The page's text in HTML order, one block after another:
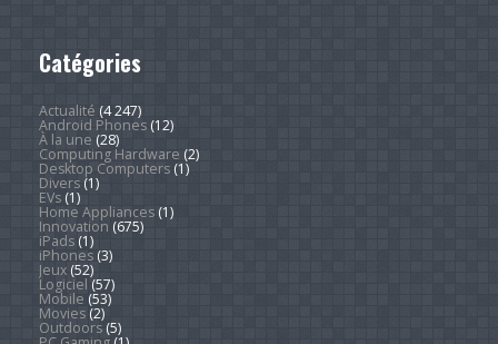
Catégories
Actualité (4 247)
Android Phones(12)
À la une (28)
Computing Hardware (2)
Desktop Computers(1)
Divers(1)
EVs(1)
Home Appliances(1)
Innovation (675)
iPads(1)
iPhones(3)
Jeux(52)
Logiciel (57)
Mobile (53)
Movies(2)
Outdoors(5)